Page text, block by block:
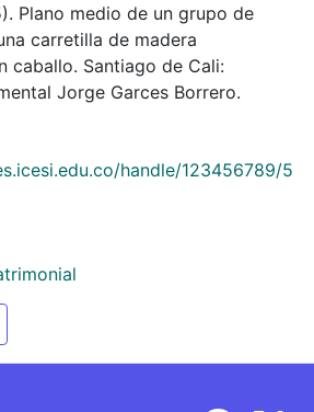
Plano medio de un grupo de
carretilla de madera
caballo. Santiago de Cali:
Jorge Garces Borrero.
handle/123456789/5